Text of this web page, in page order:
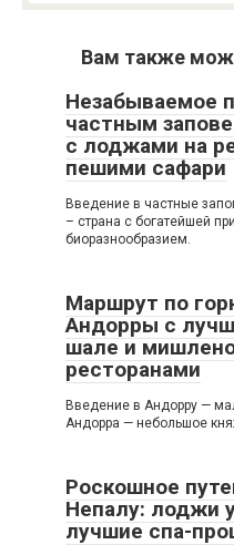
Вам также
Незабываемое
частным
с лоджами на
пешими сафари
Введение в частные
– страна с богатейшей
биоразнообразием.
Маршрут по
Андорры с
шале и
ресторанами
Введение в Андорру —
Андорра — небольшое
Роскошное
Непалу: лоджи
лучшие спа-